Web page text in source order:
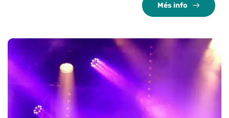
Més info